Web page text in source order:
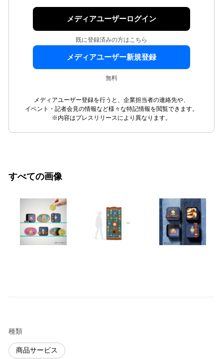
メディアユーザーログイン
既に登録済みの方はこちら
メディアユーザー新規登録
無料
メディアユーザー登録を行うと、企業担当者の連絡先や、
イベント・記者会見の情報など様々な特記情報を閲覧できます。
※内容はプレスリリースにより異なります。
すべての画像
種類
商品サービス